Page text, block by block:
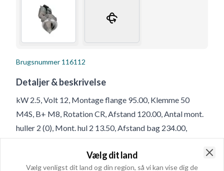
Brugsnummer 116112
Detaljer & beskrivelse
kW 2.5, Volt 12, Montage flange 95.00, Klemme 50
M4S, B+ M8, Rotation CR, Afstand 120.00, Antal mont.
huller 2 (0), Mont. hul 2 13.50, Afstand bag 234.00,
Drevafstand 19.00, Afstand for 63.50, Antal mont. huller
2, Totallængde 297.00, Relæ/kulholder plac. 5, Mont. hul
Vælg dit land
Vælg venligst dit land og din region, så vi kan vise dig de